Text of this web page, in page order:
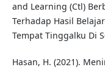
and Learning (Ctl)
Terhadap Hasil
Tempat Tinggalku Di
Hasan, H. (2021).